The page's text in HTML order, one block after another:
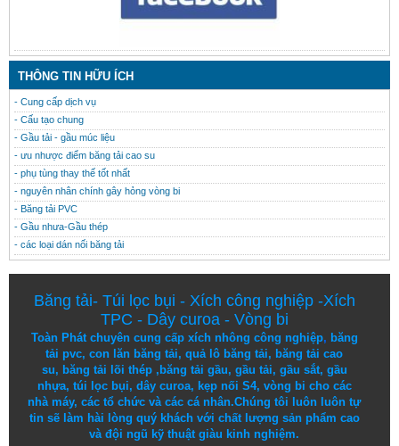
THÔNG TIN HỮU ÍCH
- Cung cấp dịch vụ
- Cấu tạo chung
- Gầu tải - gầu múc liệu
- ưu nhược điểm băng tải cao su
- phụ tùng thay thế tốt nhất
- nguyên nhân chính gây hỏng vòng bi
- Băng tải PVC
- Gầu nhưa-Gầu thép
- các loại dán nối băng tải
Băng tải- Túi lọc bụi - Xích công nghiệp-Xích
TPC - Dây curoa - Vòng bi
Toàn Phát chuyên cung cấp xích nhông công nghiệp, băng
tải pvc,con lăn băng tải,quả lô băng tải, băng tải cao
su, băng tải lõi thép,băng tải gầu, gầu tải, gầu sắt, gầu
nhựa, túi lọc bụi, dây curoa, kẹp nối S4, vòng bi cho các
nhà máy, các tổ chức và các cá nhân.Chúng tôi luôn luôn tự
tin sẽ làm hài lòng quý khách với chất lượng sảnphẩm cao
và đội ngũ kỹ thuật giàu kinh nghiệm.